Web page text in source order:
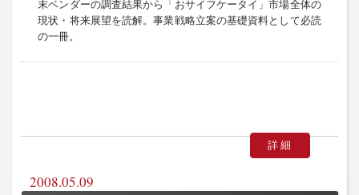
末ベンダーの調査結果から「おサイフケータイ」市場全体の
現状・将来展望を読解。事業戦略立案の基礎資料として必読
の一冊。
詳細
2008.05.09